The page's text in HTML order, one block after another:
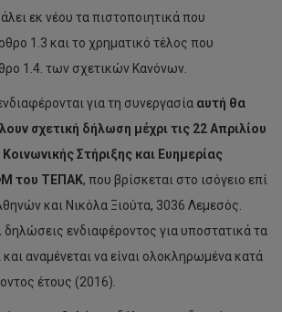
εκ νέου τα πιστοποιητικά που
1.3 και το χρηματικό τέλος που
1.4. των σχετικών Κανόνων.
για τη συνεργασία αυτή θα
σχετική δήλωση μέχρι τις 22 Απριλίου
Στήριξης και Ευημερίας
του ΤΕΠΑΚ, που βρίσκεται στο ισόγειο επί
και Νικόλα Ξιούτα, 3036 Λεμεσός.
δηλώσεις ενδιαφέροντος για υποστατικά τα
και αναμένεται να είναι ολοκληρωμένα κατά
έτους (2016).